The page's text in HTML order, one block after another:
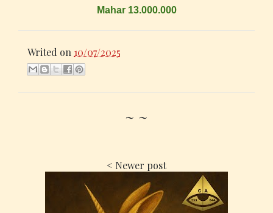
Mahar 13.000.000
Writed on 10/07/2025
~ ~